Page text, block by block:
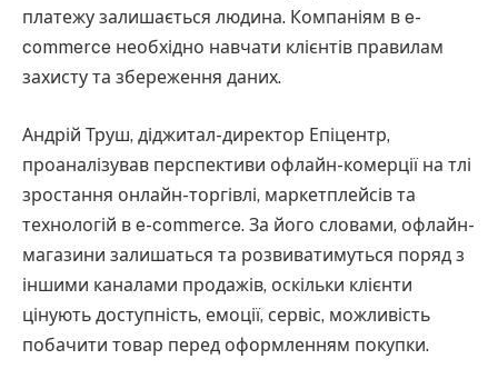
платежу залишається людина. Компаніям в e-
commerce необхідно навчати клієнтів правилам
захисту та збереження даних.
Андрій Труш, діджитал-директор Епіцентр,
проаналізував перспективи офлайн-комерції на тлі
зростання онлайн-торгівлі, маркетплейсів та
технологій в e-commerce. За його словами, офлайн-
магазини залишаться та розвиватимуться поряд з
іншими каналами продажів, оскільки клієнти
цінують доступність, емоції, сервіс, можливість
побачити товар перед оформленням покупки.